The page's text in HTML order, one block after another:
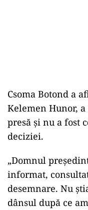
Csoma Botond a
Kelemen Hunor,
presă și nu a fost
deciziei.
„Domnul
informat,
desemnare. Nu
dânsul după ce